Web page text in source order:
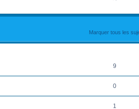
Marquer tous les
9
0
1